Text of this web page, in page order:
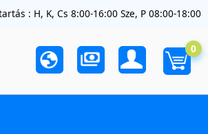
: H, K, Cs 8:00-16:00 Sze, P 08:00-18:00
0